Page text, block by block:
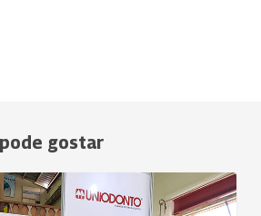
gostar